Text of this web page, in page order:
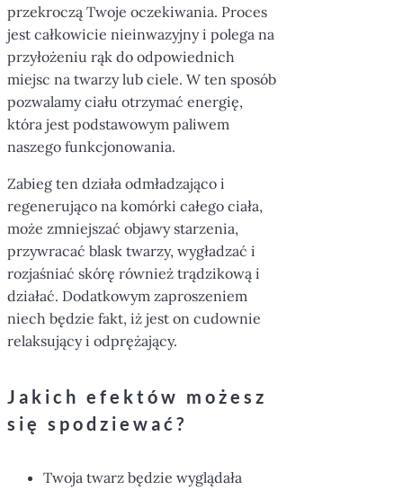
przekroczą Twoje oczekiwania. Proces
jest całkowicie nieinwazyjny i polega na
przyłożeniu rąk do odpowiednich
miejsc na twarzy lub ciele. W ten sposób
pozwalamy ciału otrzymać energię,
która jest podstawowym paliwem
naszego funkcjonowania.
Zabieg ten działa odmładzająco i
regenerująco na komórki całego ciała,
może zmniejszać objawy starzenia,
przywracać blask twarzy, wygładzać i
rozjaśniać skórę również trądzikową i
działać. Dodatkowym zaproszeniem
niech będzie fakt, iż jest on cudownie
relaksujący i odprężający.
Jakich efektów możesz
się spodziewać?
Twoja twarz będzie wyglądała